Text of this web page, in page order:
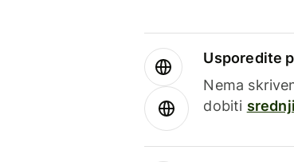
Usporedite
Nema
dobiti